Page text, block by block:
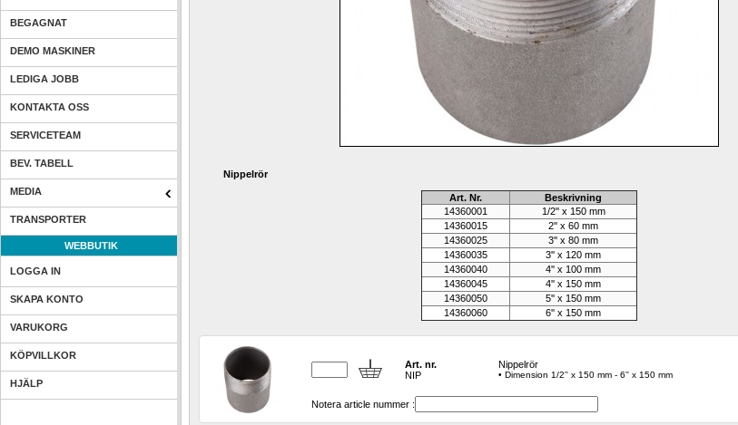
BEGAGNAT
DEMO MASKINER
LEDIGA JOBB
KONTAKTA OSS
SERVICETEAM
BEV. TABELL
MEDIA
TRANSPORTER
WEBBUTIK
LOGGA IN
SKAPA KONTO
VARUKORG
KÖPVILLKOR
HJÄLP
Nippelrör
Art. Nr.
Beskrivning
14360001
1/2'' x 150 mm
14360015
2'' x 60 mm
14360025
3'' x 80 mm
14360035
3'' x 120 mm
14360040
4'' x 100 mm
14360045
4'' x 150 mm
14360050
5'' x 150 mm
14360060
6'' x 150 mm
Art. nr.
NIP
Nippelrör
• Dimension 1/2'' x 150 mm - 6'' x 150 mm
Notera article nummer :